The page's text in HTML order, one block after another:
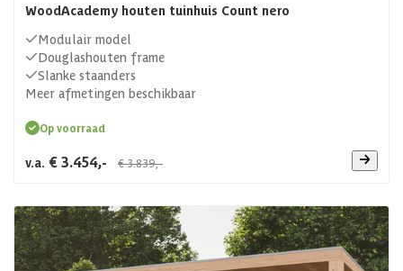
WoodAcademy houten tuinhuis Count nero
Modulair model
Douglashouten frame
Slanke staanders
Meer afmetingen beschikbaar
Op voorraad
v.a. € 3.454,- € 3.839,-